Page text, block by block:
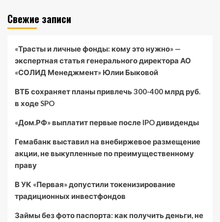
Свежие записи
«Трасты и личные фонды: кому это нужно» —
экспертная статья генерального директора АО
«СОЛИД Менеджмент» Юлии Быковой
ВТБ сохраняет планы привлечь 300-400 млрд руб.
в ходе SPO
«Дом.РФ» выплатит первые после IPO дивиденды
Гемабанк выставил на внебиржевое размещение
акции, не выкупленные по преимущественному
праву
В УК «Первая» допустили токенизирование
традиционных инвестфондов
Займы без фото паспорта: как получить деньги, не